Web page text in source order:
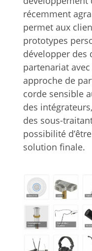
récemment
permet aux
prototypes
développer des
partenariat
approche de
corde sensible
des
des sous-
possibilité
solution finale.